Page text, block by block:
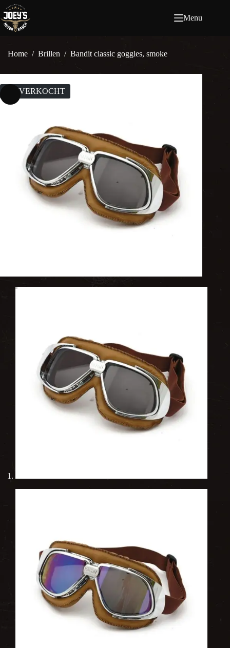
naar
de
inhoud
Menu
Home / Brillen / Bandit classic goggles, smoke
UITVERKOCHT